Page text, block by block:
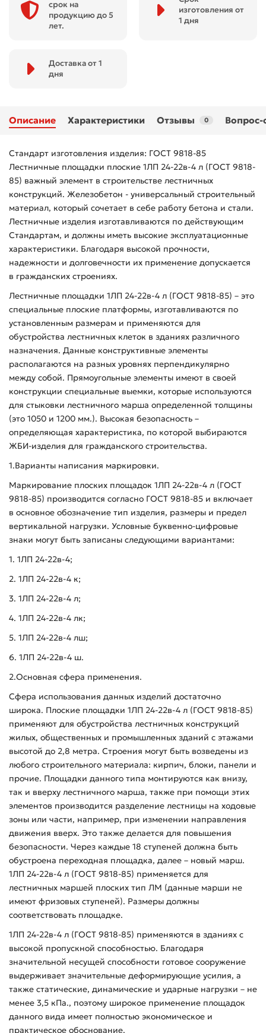
срок на
продукцию до 5
лет.
изготовления от
1 дня
Доставка от 1
дня
Описание Характеристики Отзывы 0 Вопрос-
Стандарт изготовления изделия: ГОСТ 9818-85
Лестничные площадки плоские 1ЛП 24-22в-4 л (ГОСТ 9818-
85) важный элемент в строительстве лестничных
конструкций. Железобетон - универсальный строительный
материал, который сочетает в себе работу бетона и стали.
Лестничные изделия изготавливаются по действующим
Стандартам, и должны иметь высокие эксплуатационные
характеристики. Благодаря высокой прочности,
надежности и долговечности их применение допускается
в гражданских строениях.
Лестничные площадки 1ЛП 24-22в-4 л (ГОСТ 9818-85) – это
специальные плоские платформы, изготавливаются по
установленным размерам и применяются для
обустройства лестничных клеток в зданиях различного
назначения. Данные конструктивные элементы
располагаются на разных уровнях перпендикулярно
между собой. Прямоугольные элементы имеют в своей
конструкции специальные выемки, которые используются
для стыковки лестничного марша определенной толщины
(это 1050 и 1200 мм.). Высокая безопасность –
определяющая характеристика, по которой выбираются
ЖБИ-изделия для гражданского строительства.
1.Варианты написания маркировки.
Маркирование плоских площадок 1ЛП 24-22в-4 л (ГОСТ
9818-85) производится согласно ГОСТ 9818-85 и включает
в основное обозначение тип изделия, размеры и предел
вертикальной нагрузки. Условные буквенно-цифровые
знаки могут быть записаны следующими вариантами:
1. 1ЛП 24-22в-4;
2. 1ЛП 24-22в-4 к;
3. 1ЛП 24-22в-4 л;
4. 1ЛП 24-22в-4 лк;
5. 1ЛП 24-22в-4 лш;
6. 1ЛП 24-22в-4 ш.
2.Основная сфера применения.
Сфера использования данных изделий достаточно
широка. Плоские площадки 1ЛП 24-22в-4 л (ГОСТ 9818-85)
применяют для обустройства лестничных конструкций
жилых, общественных и промышленных зданий с этажами
высотой до 2,8 метра. Строения могут быть возведены из
любого строительного материала: кирпич, блоки, панели и
прочие. Площадки данного типа монтируются как внизу,
так и вверху лестничного марша, также при помощи этих
элементов производится разделение лестницы на ходовые
зоны или части, например, при изменении направления
движения вверх. Это также делается для повышения
безопасности. Через каждые 18 ступеней должна быть
обустроена переходная площадка, далее – новый марш.
1ЛП 24-22в-4 л (ГОСТ 9818-85) применяется для
лестничных маршей плоских тип ЛМ (данные марши не
имеют фризовых ступеней). Размеры должны
соответствовать площадке.
1ЛП 24-22в-4 л (ГОСТ 9818-85) применяются в зданиях с
высокой пропускной способностью. Благодаря
значительной несущей способности готовое сооружение
выдерживает значительные деформирующие усилия, а
также статические, динамические и ударные нагрузки – не
менее 3,5 кПа., поэтому широкое применение площадок
данного вида имеет полностью экономическое и
практическое обоснование.